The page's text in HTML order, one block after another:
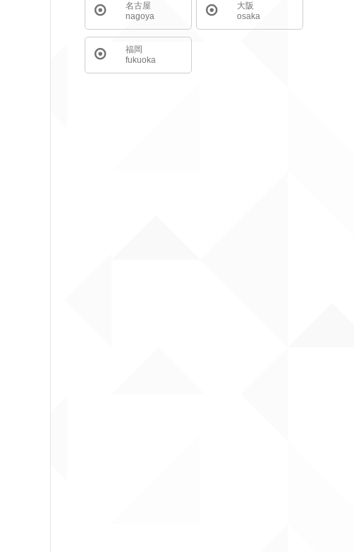
名古屋
nagoya
大阪
osaka
福岡
fukuoka